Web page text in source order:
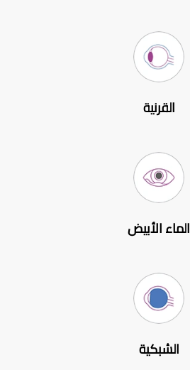
القرنية
الماء الأبيض
الشبكية